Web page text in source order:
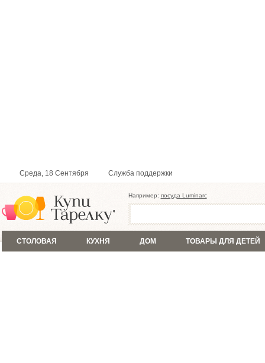
Среда, 18 Сентября Служба поддержки
Например: посуда Luminarc
СТОЛОВАЯ КУХНЯ ДОМ ТОВАРЫ ДЛЯ ДЕТЕЙ